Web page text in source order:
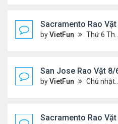
Sacramento Rao
byVietFun Thứ 6 Tháng 8 13, 2021 11:27 am
San Jose Rao Vặt 8/
byVietFun Chủ nhật Tháng 8 08, 2021 6:21 pm
Sacramento Rao